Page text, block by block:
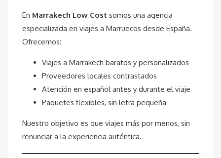
En Marrakech Low Cost somos una agencia
especializada en viajes a Marruecos desde España.
Ofrecemos:
Viajes a Marrakech baratos y personalizados
Proveedores locales contrastados
Atención en español antes y durante el viaje
Paquetes flexibles, sin letra pequeña
Nuestro objetivo es que viajes más por menos, sin
renunciar a la experiencia auténtica.